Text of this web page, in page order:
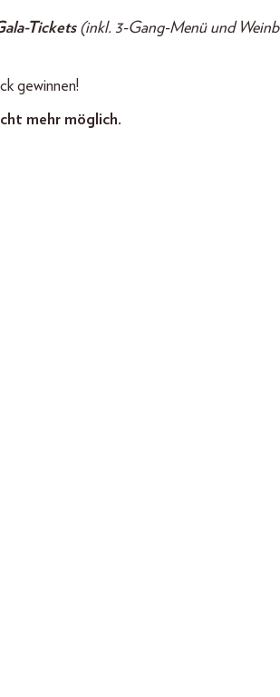
Tickets(inkl. 3-Gang-Menü und
gewinnen!
mehr möglich.